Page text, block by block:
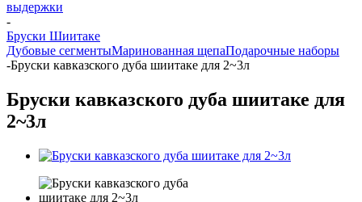
выдержки
-
Бруски Шиитаке
Дубовые сегментыМаринованная щепаПодарочные наборы
-Бруски кавказского дуба шиитаке для 2~3л
Бруски кавказского дуба шиитаке для
2~3л